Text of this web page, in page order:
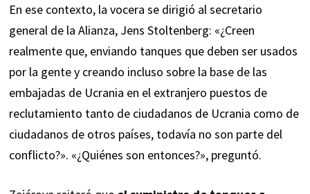
En ese contexto, la vocera se dirigió al secretario
general de la Alianza, Jens Stoltenberg: «¿Creen
realmente que, enviando tanques que deben ser usados
por la gente y creando incluso sobre la base de las
embajadas de Ucrania en el extranjero puestos de
reclutamiento tanto de ciudadanos de Ucrania como de
ciudadanos de otros países, todavía no son parte del
conflicto?». «¿Quiénes son entonces?», preguntó.